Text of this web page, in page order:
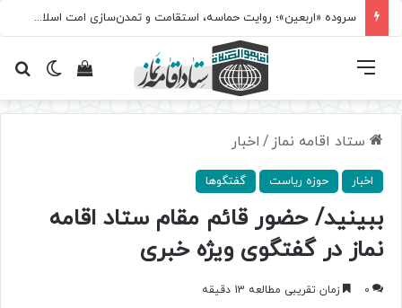
مسابقه سراسری «نماز؛ میراث کربلا» برگزار می‌شود
تغییرمشاهده فهرست
ستاد اقامه نماز / اخبار
اخبار حوزه ریاست گفتگوها
ببینید/ حضور قائم مقام ستاد اقامه
نماز در گفتگوی ویژه خبری
0 زمان تقریبی مطالعه 13 دقیقه